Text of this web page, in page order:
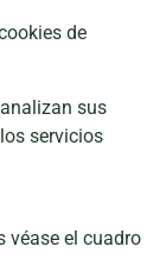
de
sus
servicios
véase el cuadro